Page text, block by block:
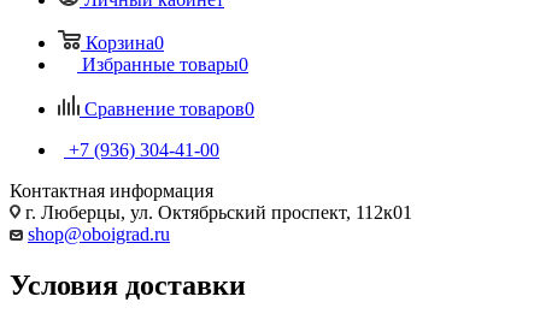
Корзина0
Избранные товары0
Сравнение товаров0
+7 (936) 304-41-00
Контактная информация
г. Люберцы, ул. Октябрьский проспект, 112к01
shop@oboigrad.ru
Условия доставки